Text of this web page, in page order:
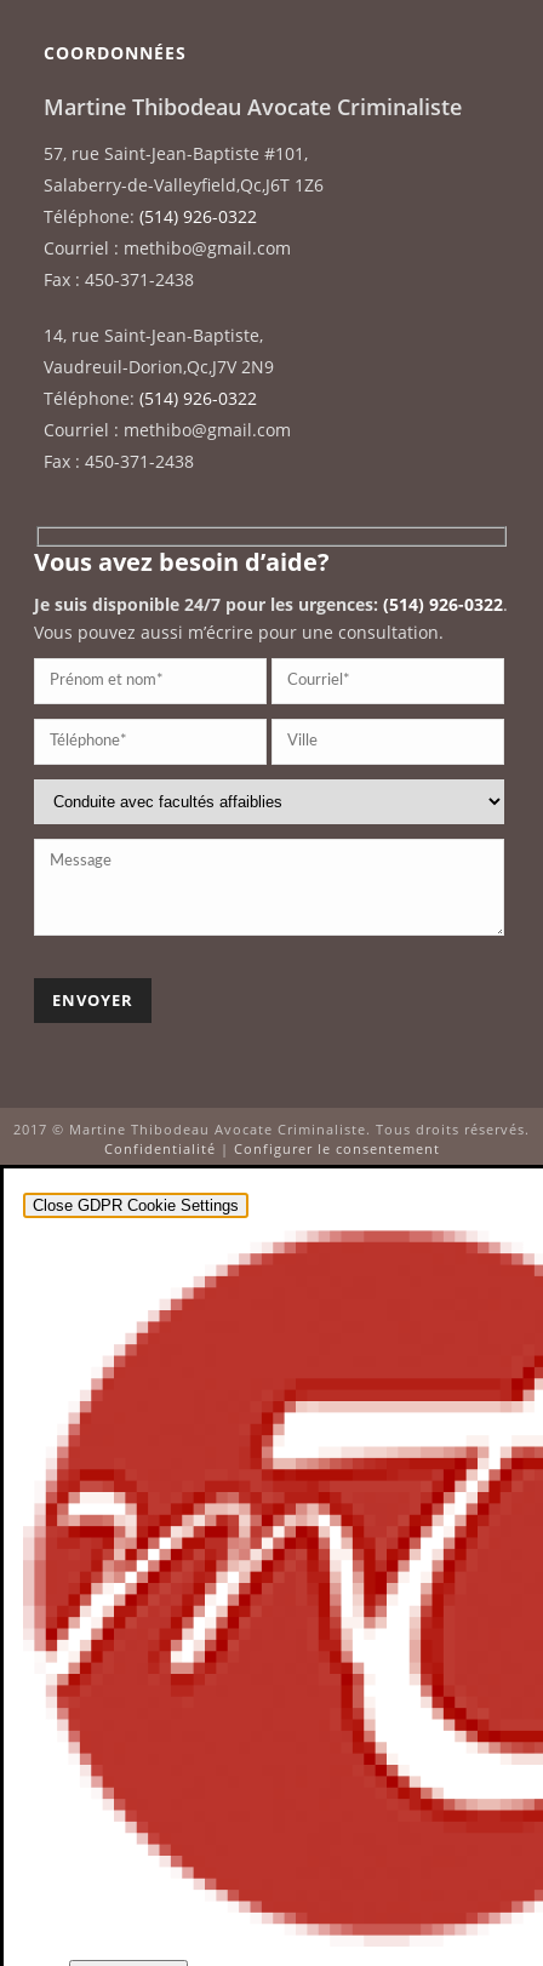
COORDONNÉES
Martine Thibodeau Avocate Criminaliste
57, rue Saint-Jean-Baptiste #101 ,
Salaberry-de-Valleyfield,Qc,J6T 1Z6
Téléphone: (514) 926-0322
Courriel : methibo@gmail.com
Fax : 450-371-2438
14, rue Saint-Jean-Baptiste,
Vaudreuil-Dorion,Qc,J7V 2N9
Téléphone: (514) 926-0322
Courriel : methibo@gmail.com
Fax : 450-371-2438
Vous avez besoin d’aide?
Je suis disponible 24/7 pour les urgences:(514) 926-0322.
Vous pouvez aussi m’écrire pour une consultation.
2017 © Martine Thibodeau Avocate Criminaliste. Tous droits réservés.
Confidentialité | Configurer le consentement
Close GDPR Cookie Settings